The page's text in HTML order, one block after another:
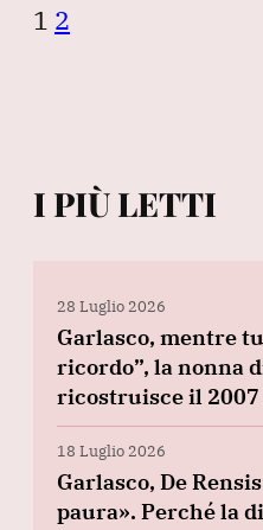
1 2
I PIÙ LETTI
28 Luglio 2026
Garlasco, mentre
ricordo”, la nonna
ricostruisce il
18 Luglio 2026
Garlasco, De
paura». Perché la